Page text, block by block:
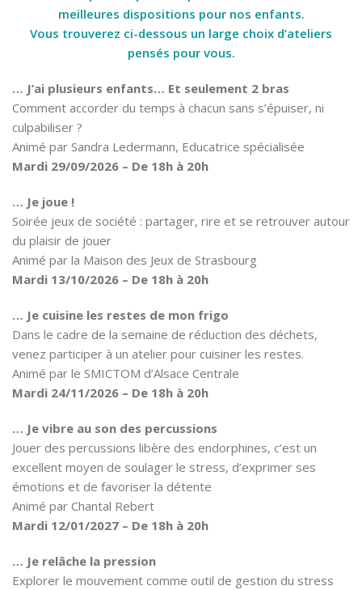
meilleures dispositions pour nos enfants.
Vous trouverez ci-dessous un large choix d’ateliers
pensés pour vous.
… J’ai plusieurs enfants… Et seulement 2 bras
Comment accorder du temps à chacun sans s’épuiser, ni
culpabiliser ?
Animé par Sandra Ledermann, Educatrice spécialisée
Mardi 29/09/2026 – De 18h à 20h
… Je joue !
Soirée jeux de société : partager, rire et se retrouver autour
du plaisir de jouer
Animé par la Maison des Jeux de Strasbourg
Mardi 13/10/2026 – De 18h à 20h
… Je cuisine les restes de mon frigo
Dans le cadre de la semaine de réduction des déchets,
venez participer à un atelier pour cuisiner les restes.
Animé par le SMICTOM d’Alsace Centrale
Mardi 24/11/2026 – De 18h à 20h
… Je vibre au son des percussions
Jouer des percussions libère des endorphines, c’est un
excellent moyen de soulager le stress, d’exprimer ses
émotions et de favoriser la détente
Animé par Chantal Rebert
Mardi 12/01/2027 – De 18h à 20h
… Je relâche la pression
Explorer le mouvement comme outil de gestion du stress